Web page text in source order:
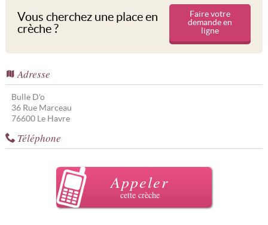
Vous cherchez une place en
crèche ?
Faire votre
demande en
ligne
Adresse
Bulle D'o
36 Rue Marceau
76600 Le Havre
Téléphone
Appeler
cette crèche